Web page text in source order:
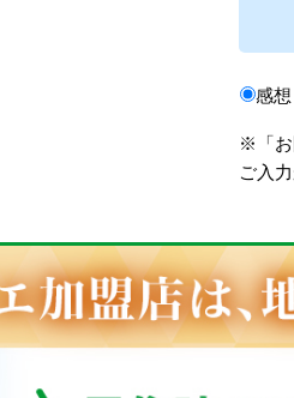
感想
※「お
ご入